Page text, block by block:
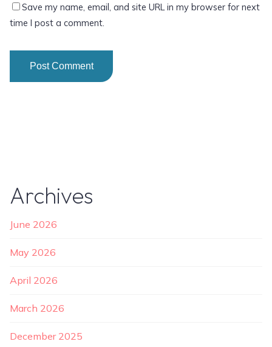
Save my name, email, and site URL in my browser for next
time I post a comment.
Archives
June 2026
May 2026
April 2026
March 2026
December 2025